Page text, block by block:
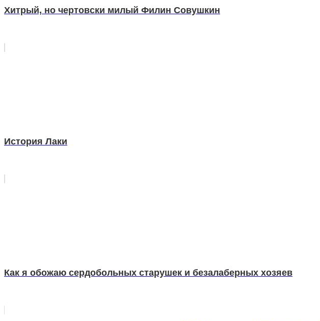
Хитрый, но чертовски милый Филин Совушкин
История Лаки
Как я обожаю сердобольных старушек и безалаберных хозяев